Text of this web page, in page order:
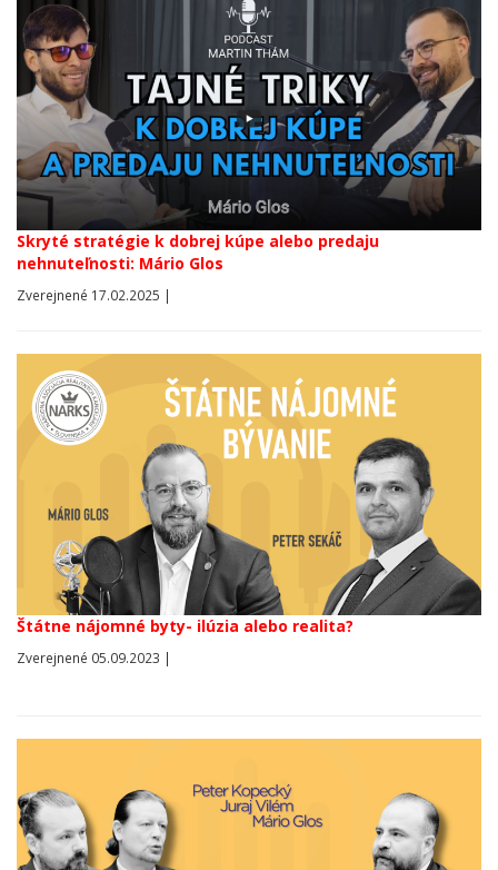
Skryté stratégie k dobrej kúpe alebo predaju
nehnuteľnosti: Mário Glos
Zverejnené 17.02.2025 |
Štátne nájomné byty- ilúzia alebo realita?
Zverejnené 05.09.2023 |